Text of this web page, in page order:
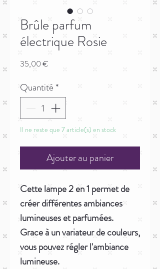
Brûle parfum
électrique Rosie
35,00 €
Quantité *
Il ne reste que 7 article(s) en stock
Ajouter au panier
Cette lampe 2 en 1 permet de
créer différentes ambiances
lumineuses et parfumées.
Grace à un variateur de couleurs,
vous pouvez régler l'ambiance
lumineuse.